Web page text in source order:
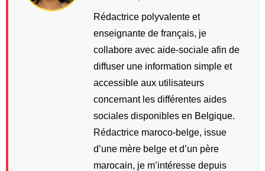
Rédactrice polyvalente et
enseignante de français, je
collabore avec aide-sociale afin de
diffuser une information simple et
accessible aux utilisateurs
concernant les différentes aides
sociales disponibles en Belgique.
Rédactrice maroco-belge, issue
d’une mère belge et d’un père
marocain, je m’intéresse depuis